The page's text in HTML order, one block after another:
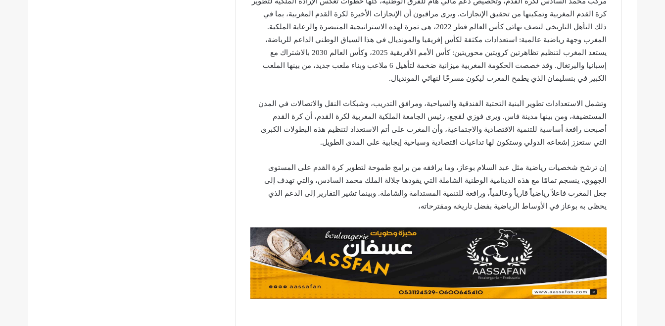
كرة القدم المغربية وتمكينها من تحقيق الإنجازات. ويرى مراقبون أن الإنجازات الأخيرة لكرة القدم المغربية، بما في
ذلك التأهل التاريخي لنصف نهائي كأس العالم قطر 2022، هي ثمرة لهذه الاستراتيجية المتبصرة والرعاية الملكية.
المغرب وجهة رياضية عالمية: استعدادات مكثفة لكأس إفريقيا والمونديال في هذا السياق الوطني الداعم للرياضة،
يستعد المغرب لتنظيم تظاهرتين كرويتين محوريتين: كأس الأمم الأفريقية 2025، وكأس العالم 2030 بالاشتراك مع
إسبانيا والبرتغال. وقد خصصت الحكومة المغربية ميزانية ضخمة لتأهيل 6 ملاعب وبناء ملعب جديد، من بينها الملعب
الكبير في بنسليمان الذي يطمح المغرب ليكون مسرحًا لنهائي المونديال.
وتشمل الاستعدادات تطوير البنية التحتية الفندقية والسياحية، ومرافق التدريب، وشبكات النقل والاتصالات في المدن
المستضيفة، ومن بينها مدينة فاس. ويرى فوزي لقجع، رئيس الجامعة الملكية المغربية لكرة القدم، أن كرة القدم
أصبحت رافعة أساسية للتنمية الاقتصادية والاجتماعية، وأن المغرب على أتم الاستعداد لتنظيم هذه البطولات الكبرى
التي ستعزز إشعاعه الدولي وستكون لها تداعيات اقتصادية وسياحية إيجابية على المدى الطويل.
إن ترشح شخصيات رياضية مثل عبد السلام بوعاز، وما يرافقه من برامج طموحة لتطوير كرة القدم على المستوى
الجهوي، ينسجم تمامًا مع هذه الدينامية الوطنية الشاملة التي يقودها جلالة الملك محمد السادس، والتي تهدف إلى
جعل المغرب فاعلاً رياضياً قارياً وعالمياً، ورافعة للتنمية المستدامة والشاملة. وبينما تشير التقارير إلى الدعم الذي
يحظى به بوعاز في الأوساط الرياضية بفضل تاريخه ومقترحاته،